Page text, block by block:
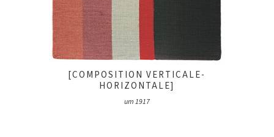
[COMPOSITION VERTICALE-
HORIZONTALE]
um 1917